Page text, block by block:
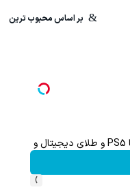
بر اساس محبوب ترین
›